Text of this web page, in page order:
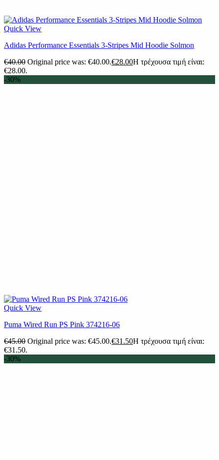
Quick View
Adidas Performance Essentials 3-Stripes Mid Hoodie Solmon
€40.00 Original price was: €40.00.€28.00Η τρέχουσα τιμή είναι:
€28.00.
-30%
Quick View
Puma Wired Run PS Pink 374216-06
€45.00 Original price was: €45.00.€31.50Η τρέχουσα τιμή είναι:
€31.50.
-30%